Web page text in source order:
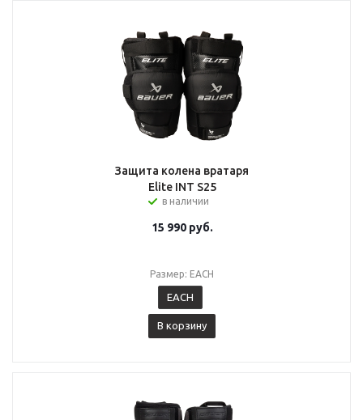
Защита колена вратаря
Elite INT S25
в наличии
15 990руб.
Размер: EACH
EACH
В корзину